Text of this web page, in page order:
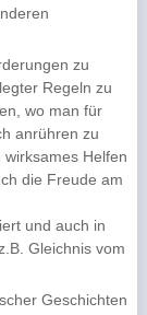
zu
Regeln zu
wo man für
anrühren zu
Helfen
die Freude am
und auch in
Gleichnis vom
Geschichten